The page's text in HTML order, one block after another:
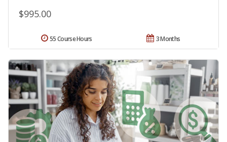
$995.00
3 Months
55 Course Hours